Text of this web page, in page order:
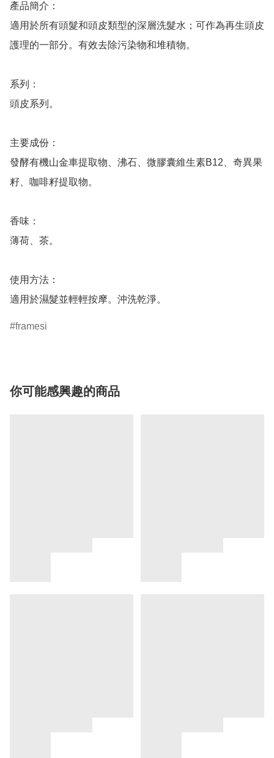
產品簡介：
適用於所有頭髮和頭皮類型的深層洗髮水；可作為再生頭皮
護理的一部分。有效去除污染物和堆積物。
系列：
頭皮系列。
主要成份：
發酵有機山金車提取物、沸石、微膠囊維生素B12、奇異果
籽、咖啡籽提取物。
香味：
薄荷、茶。
使用方法：
適用於濕髮並輕輕按摩。沖洗乾淨。
framesi
你可能感興趣的商品